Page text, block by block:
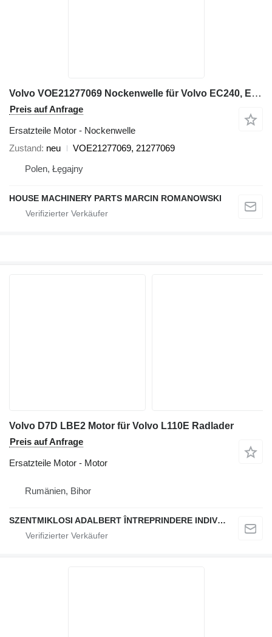
Volvo VOE21277069 Nockenwelle für Volvo EC240, EC290, L110, L120, G710, G720, G730, G740 Bagger
Preis auf Anfrage
Ersatzteile Motor - Nockenwelle
Zustand
neu
VOE21277069, 21277069
Polen, Łęgajny
HOUSE MACHINERY PARTS MARCIN ROMANOWSKI
Volvo D7D LBE2 Motor für Volvo L110E Radlader
Preis auf Anfrage
Ersatzteile Motor - Motor
Rumänien, Bihor
SZENTMIKLOSI ADALBERT ÎNTREPRINDERE INDIVIDUALĂ